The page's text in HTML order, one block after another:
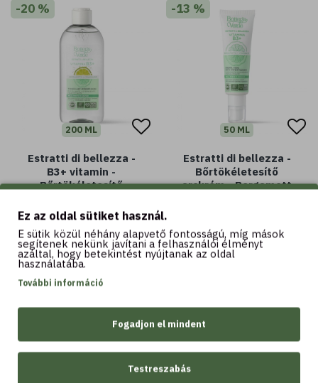
-20 %
200 ML
Estratti di bellezza -
B3+ vitamin -
Bőrtökéletesítő
vitamin - hámlasztó,
összehúzó, mattító
(200 ml) - kombinált
vagy zsíros bőrre
3.990 Ft 4.990 Ft
Kosárba
-13 %
50 ML
Estratti di bellezza -
Bőrtökéletesítő
arckrém - Bergamott
(50 ml) - zsíros vagy
vegyes bőrre
Kosárba
Ez az oldal sütiket használ.
E sütik közül néhány alapvető fontosságú, míg mások
segítenek nekünk javítani a felhasználói élményt
azáltal, hogy betekintést nyújtanak az oldal
használatába.
További információ
Fogadjon el mindent
Testreszabás